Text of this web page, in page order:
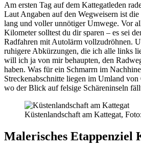
Am ersten Tag auf dem Kattegatleden
Laut Angaben auf den Wegweisern ist
lang und voller unnötiger Umwege. Vor
Kilometer solltest du dir sparen – es sei
Radfahren mit Autolärm vollzudröhnen.
ruhigere Abkürzungen, die ich alle links
will ich ja von mir behaupten, den
haben. Was für ein Schmarrn im
Streckenabschnitte liegen im Umland
wo der Blick auf felsige Schäreninseln
Küstenlandschaft am Kattegat,
Malerisches Etappenziel